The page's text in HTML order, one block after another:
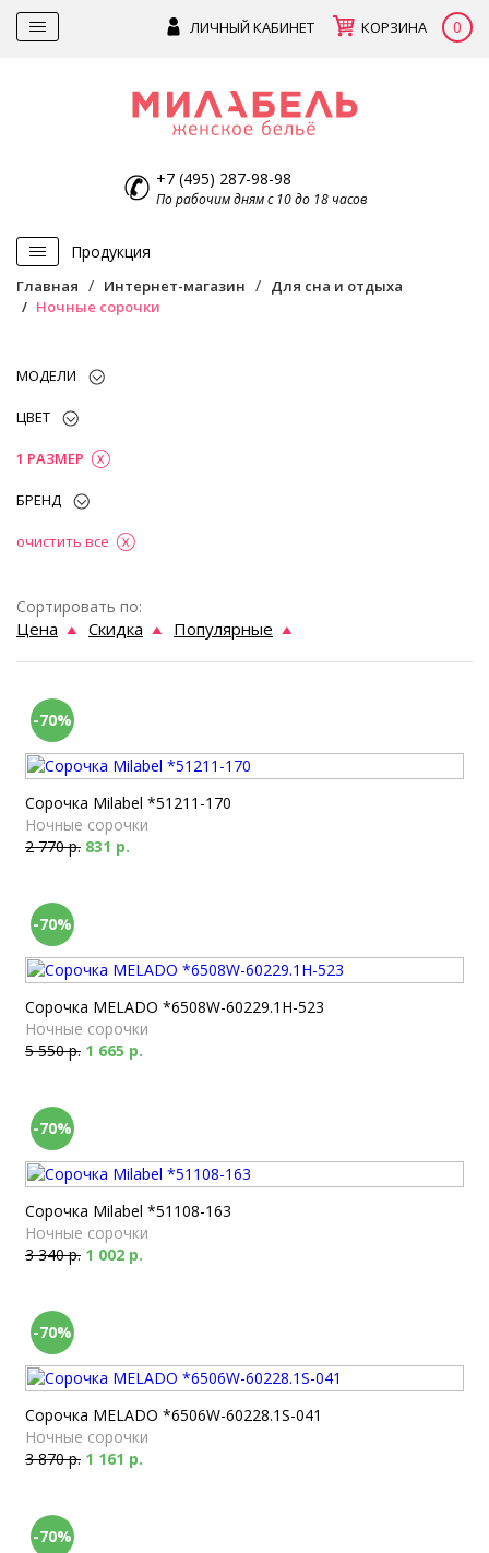
ЛИЧНЫЙ КАБИНЕТ КОРЗИНА 0
+7 (495) 287-98-98
По рабочим дням с 10 до 18 часов
Продукция
Главная Интернет-магазин
Для сна и отдыха
Ночные сорочки
МОДЕЛИ
ЦВЕТ
1 РАЗМЕР
БРЕНД
очистить все
Сортировать по:
Цена Скидка Популярные
-70%
Сорочка Milabel *51211-170
Ночные сорочки
2 770 р. 831 р.
-70%
Сорочка MELADO *6508W-60229.1H-523
Ночные сорочки
5 550 р. 1 665 р.
-70%
Сорочка Milabel *51108-163
Ночные сорочки
3 340 р. 1 002 р.
-70%
Сорочка MELADO *6506W-60228.1S-041
Ночные сорочки
3 870 р. 1 161 р.
-70%